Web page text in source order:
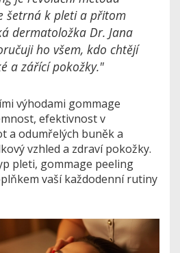
šetrná k pleti a přitom
dermatoložka Dr. Jana
ho všem, kdo chtějí
a zářící pokožky."
výhodami gommage
efektivnost v
a odumřelých buněk a
vzhled a zdraví pokožky.
pleti, gommage peeling
vaší každodenní rutiny